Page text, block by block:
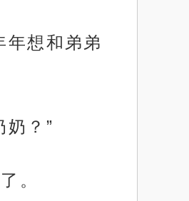
年想和弟弟
？”
。